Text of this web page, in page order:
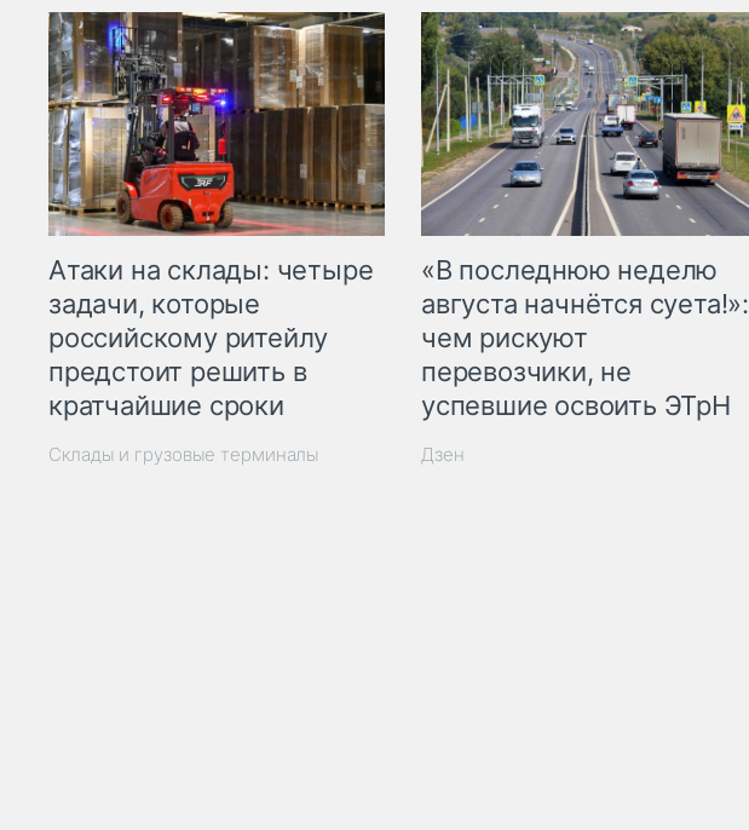
Атаки на склады: четыре
задачи, которые
российскому ритейлу
предстоит решить в
кратчайшие сроки
Склады и грузовые терминалы
«В последнюю неделю
августа начнётся суета!»:
чем рискуют
перевозчики, не
успевшие освоить ЭТрН
Дзен